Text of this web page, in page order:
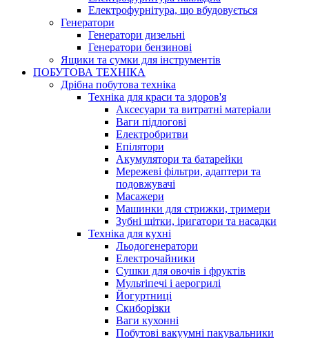
Електрофурнітура, що вбудовується
Генератори
Генератори дизельні
Генератори бензинові
Ящики та сумки для інструментів
ПОБУТОВА ТЕХНІКА
Дрібна побутова техніка
Техніка для краси та здоров'я
Аксесуари та витратні матеріали
Ваги підлогові
Електробритви
Епілятори
Акумулятори та батарейки
Мережеві фільтри, адаптери та
подовжувачі
Масажери
Машинки для стрижки, тримери
Зубні щітки, іригатори та насадки
Техніка для кухні
Льодогенератори
Електрочайники
Сушки для овочів і фруктів
Мультіпечі і аерогрилі
Йогуртниці
Скиборізки
Ваги кухонні
Побутові вакуумні пакувальники